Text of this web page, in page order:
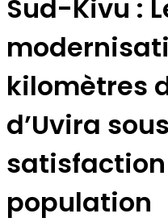
Sud-Kivu :
kilomètres
d’Uvira
population